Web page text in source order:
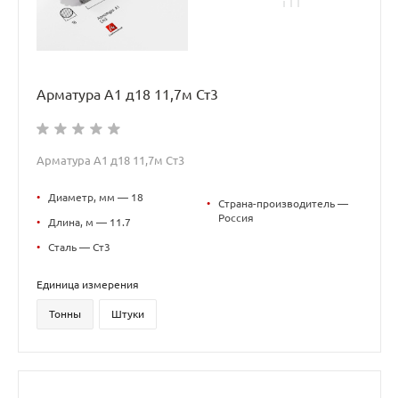
Арматура А1 д18 11,7м Ст3
Арматура А1 д18 11,7м Ст3
• Диаметр, мм — 18
• Длина, м — 11.7
• Сталь — Ст3
•
Страна-производитель —
Россия
Единица измерения
Тонны Штуки